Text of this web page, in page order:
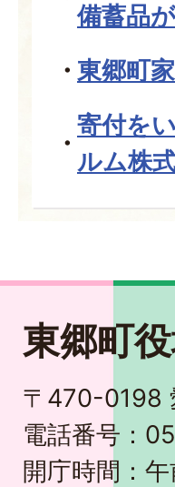
備蓄品
東郷町
寄付を
ルム株式
東郷町
〒470-0198
電話番号：
開庁時間：